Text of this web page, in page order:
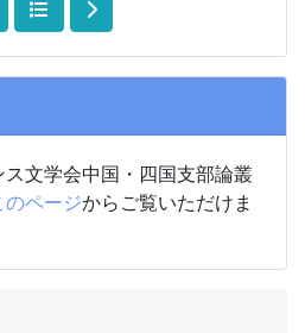
文学会中国・四国支部論叢
のページからご覧いただけま